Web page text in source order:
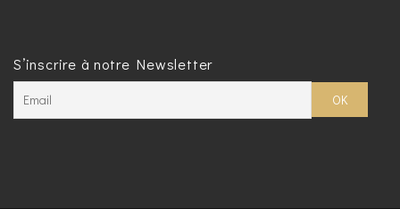
S’inscrire à notre Newsletter